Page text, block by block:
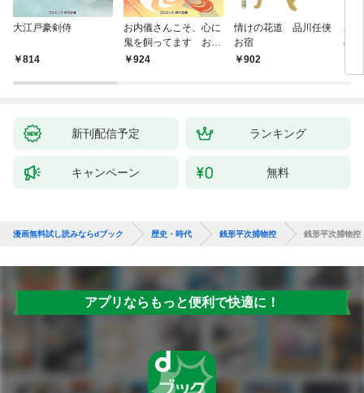
大江戸豪剣侍
814
お内儀さんこそ、心に
鬼を飼ってます おけ
いの戯作手帖
924
情けの花道 品川任侠
お宿
902
の
新刊配信予定 ランキング
キャンペーン 無料
漫画無料試し読みならdブック 歴史・時代 銭形平次捕物控 銭形平次捕物
アプリならもっと便利で快適に！